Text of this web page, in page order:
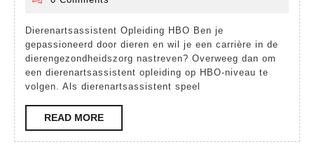
Weg
naar
een
de
mei
Dierenartsassistent Opleiding HBO Ben je
gepassioneerd door dieren en wil je een carrière in de
dierengezondheidszorg nastreven? Overweeg dan om
een dierenartsassistent opleiding op HBO-niveau te
volgen. Als dierenartsassistent speel
READ MOREREAD
MORE